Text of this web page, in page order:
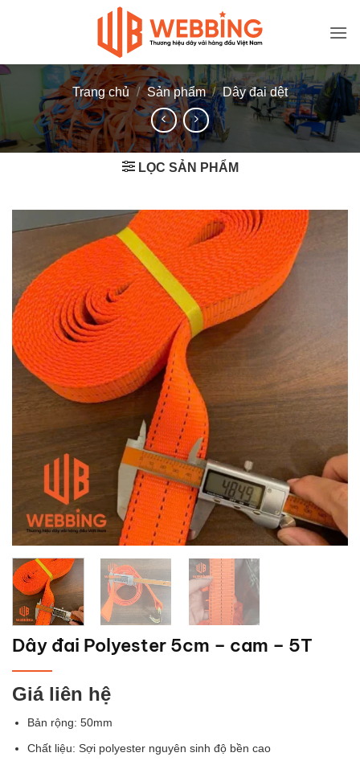
dung
Trang chủ / Sản phẩm / Dây đai dệt
LỌC SẢN PHẨM
Dây đai Polyester 5cm – cam – 5T
Giá liên hệ
Bản rộng: 50mm
Chất liệu: Sợi polyester nguyên sinh độ bền cao